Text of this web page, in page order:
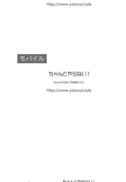
モバイル